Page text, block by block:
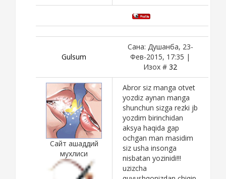
Gulsum
Сана: Душанба, 23-
Фев-2015, 17:35 |
Изох # 32
Сайт ашаддий
мухлиси
Abror siz manga otvet
yozdiz aynan manga
shunchun sizga rezki jb
yozdim birinchidan
aksya haqida gap
ochgan man masidim
siz usha insonga
nisbatan yozinidi!!!
uzizcha